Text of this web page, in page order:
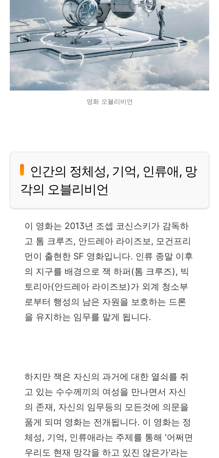
영화 오블리비언
인간의 정체성, 기억, 인류애, 망
각의 오블리비언
이 영화는 2013년 조셉 코신스키가 감독하
고 톰 크루즈, 안드레아 라이즈보, 모건프리
먼이 출현한 SF 영화입니다. 인류 종말 이후
의 지구를 배경으로 잭 하퍼(톰 크루즈), 빅
토리아(안드레아 라이즈보)가 외계 청소부
로부터 행성의 남은 자원을 보호하는 드론
을 유지하는 임무를 맡게 됩니다.
하지만 잭은 자신의 과거에 대한 열쇠를 쥐
고 있는 수수께끼의 여성을 만나면서 자신
의 존재, 자신의 임무등의 모든것에 의문을
품게 되며 영화는 전개됩니다. 이 영화는 정
체성, 기억, 인류애라는 주제를 통해 '어쩌면
우리도 현재 망각을 하고 있진 않은가'라는